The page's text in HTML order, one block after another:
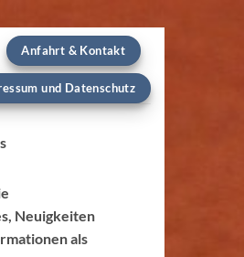
Anfahrt & Kontakt
und Datenschutz
Neuigkeiten
als